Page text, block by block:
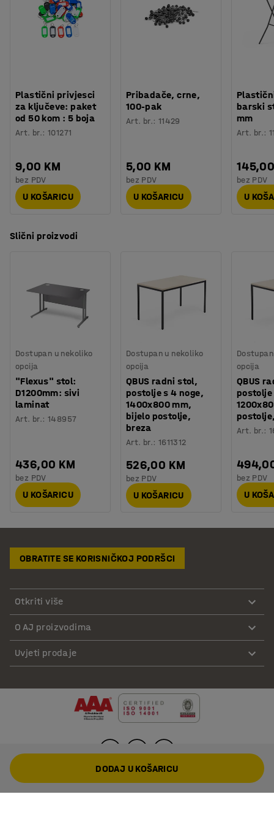
Plastični privjesci
za ključeve: paket
od 50 kom : 5 boja
Art. br.:101271
9,00 KM
bez PDV
U KOŠARICU
Pribadače, crne,
100-pak
Art. br.: 11429
5,00 KM
bez PDV
U KOŠARICU
barski
mm
Art. br.:
bez PDV
U
Slični proizvodi
Dostupan u nekoliko
opcija
"Flexus" stol:
D1200mm: sivi
laminat
Art. br.:148957
436,00 KM
bez PDV
U KOŠARICU
Dostupan u nekoliko
opcija
QBUS radni stol,
postolje s 4 noge,
1400x800 mm,
bijelo postolje,
breza
Art. br.: 1611312
526,00 KM
bez PDV
U KOŠARICU
opcija
QBUS
postolje
Art. br.:
bez PDV
U
OBRATITE SE KORISNIČKOJ PODRŠCI
Otkriti više
O AJ proizvodima
Uvjeti prodaje
DODAJ U KOŠARICU